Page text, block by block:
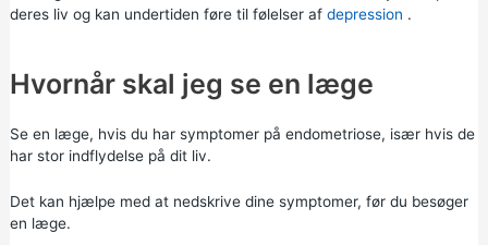
deres liv og kan undertiden føre til følelser af depression .
Hvornår skal jeg se en læge
Se en læge, hvis du har symptomer på endometriose, især hvis de
har stor indflydelse på dit liv.
Det kan hjælpe med at nedskrive dine symptomer, før du besøger
en læge.